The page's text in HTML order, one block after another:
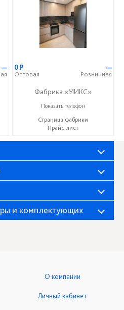
— 0Р
Оптовая
—
Розничная
Фабрика «МИКС»
+7 (937) 423-36-37
Показать телефон
Страница фабрики
Прайс-лист
и комплектующих
О компании
Личный кабинет